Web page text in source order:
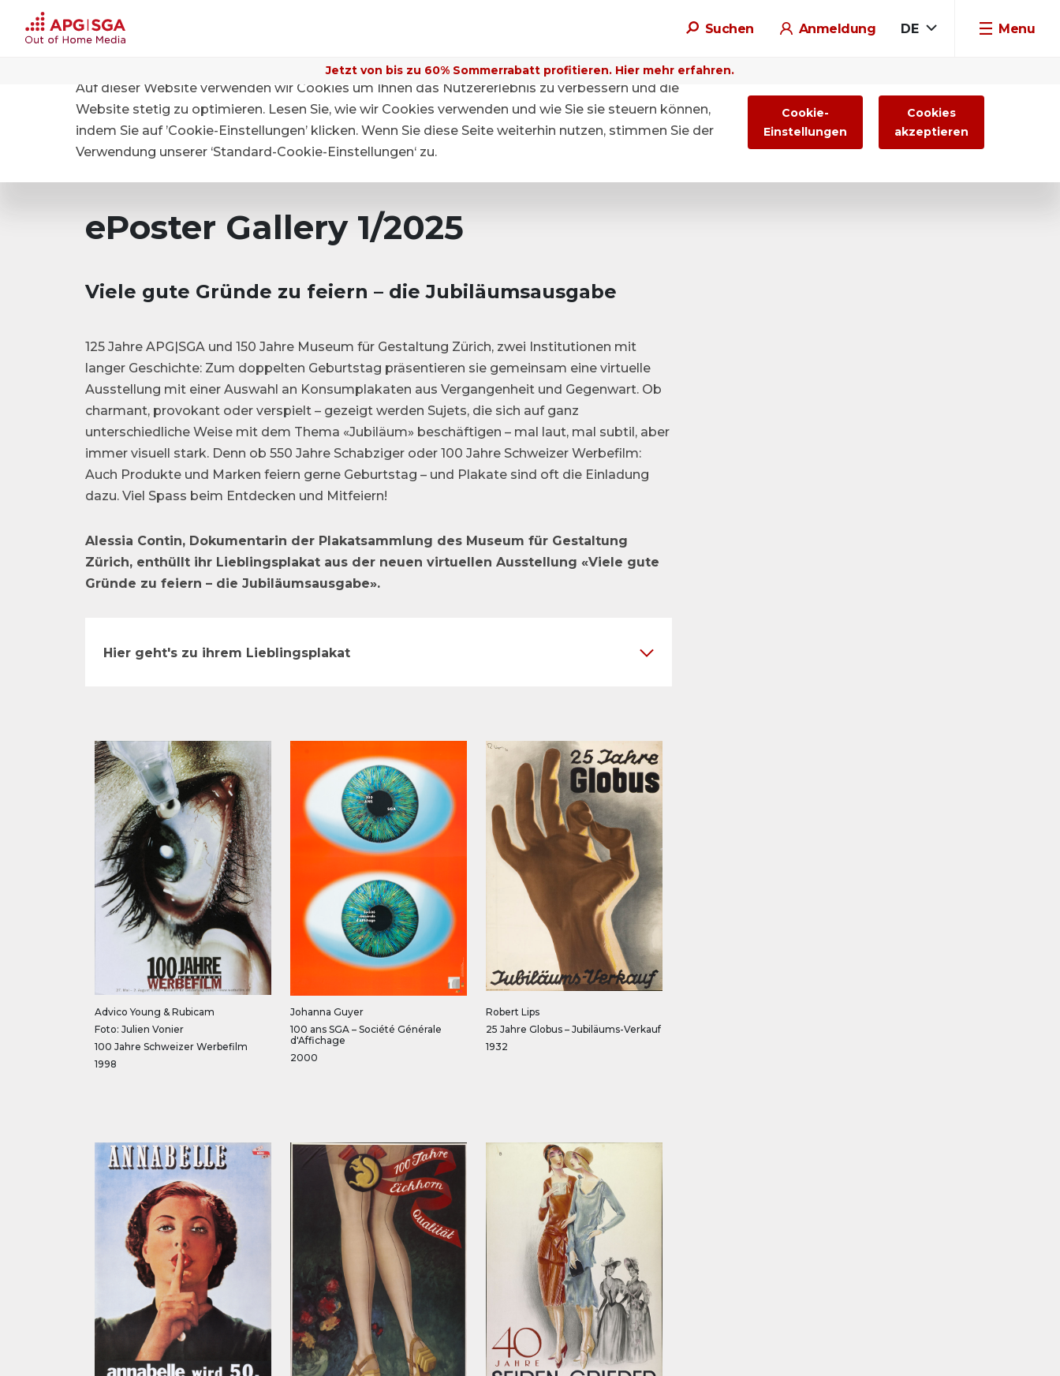
Suchen Anmeldung DE Menu
Jetzt von bis zu 60% Sommerrabatt profitieren. Hier mehr erfahren.
ePoster Gallery 1/2025
Viele gute Gründe zu feiern – die Jubiläumsausgabe
125 Jahre APG|SGA und 150 Jahre Museum für Gestaltung Zürich, zwei Institutionen mit
langer Geschichte: Zum doppelten Geburtstag präsentieren sie gemeinsam eine virtuelle
Ausstellung mit einer Auswahl an Konsumplakaten aus Vergangenheit und Gegenwart. Ob
charmant, provokant oder verspielt – gezeigt werden Sujets, die sich auf ganz
unterschiedliche Weise mit dem Thema «Jubiläum» beschäftigen – mal laut, mal subtil, aber
immer visuell stark. Denn ob 550 Jahre Schabziger oder 100 Jahre Schweizer Werbefilm:
Auch Produkte und Marken feiern gerne Geburtstag – und Plakate sind oft die Einladung
dazu. Viel Spass beim Entdecken und Mitfeiern!
Alessia Contin, Dokumentarin der Plakatsammlung des Museum für Gestaltung
Zürich, enthüllt ihr Lieblingsplakat aus der neuen virtuellen Ausstellung «Viele gute
Gründe zu feiern – die Jubiläumsausgabe».
Hier geht's zu ihrem Lieblingsplakat
Advico Young & Rubicam
Foto: Julien Vonier
100 Jahre Schweizer Werbefilm
1998
Johanna Guyer
100 ans SGA – Société Générale
d'Affichage
2000
Robert Lips
25 Jahre Globus – Jubiläums-Verkauf
1932
Auf dieser Website verwenden wir Cookies um Ihnen das Nutzererlebnis zu verbessern und die
Website stetig zu optimieren. Lesen Sie, wie wir Cookies verwenden und wie Sie sie steuern können,
indem Sie auf ’Cookie-Einstellungen’ klicken. Wenn Sie diese Seite weiterhin nutzen, stimmen Sie der
Verwendung unserer ‘Standard-Cookie-Einstellungen‘ zu.
Cookie-
Einstellungen
Cookies
akzeptieren